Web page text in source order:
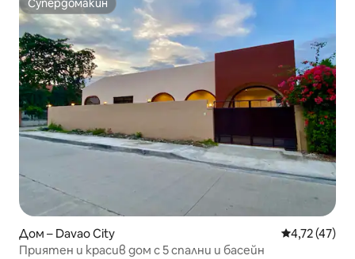
Супердомакин
Супердомакин
Дом – Davao City Средна
4,72 (47)
Приятен и красив дом с 5 спални и басейн